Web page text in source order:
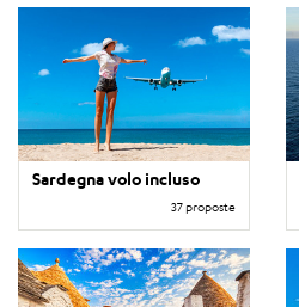
Sardegna volo incluso
37 proposte